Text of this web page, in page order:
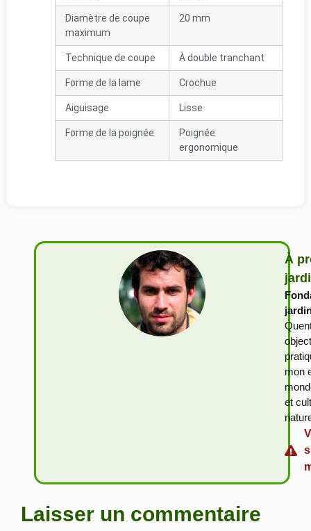
Diamètre de coupe
maximum
20 mm
Technique de coupe À double tranchant
Forme de la lame Crochue
Aiguisage Lisse
Forme de la poignée
Poignée
ergonomique
À
mon
et
Laisser un commentaire